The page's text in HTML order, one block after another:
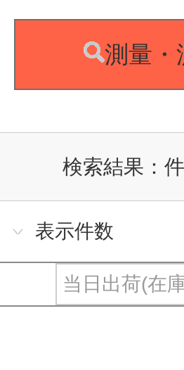
測量・
検索結果：
表示件数
当日出荷(在